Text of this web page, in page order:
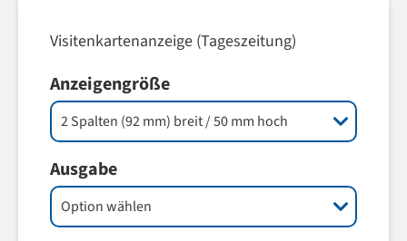
Visitenkartenanzeige (Tageszeitung)
Anzeigengröße
Ausgabe